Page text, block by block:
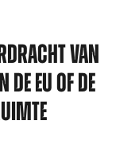
VAN
DE EU OF DE